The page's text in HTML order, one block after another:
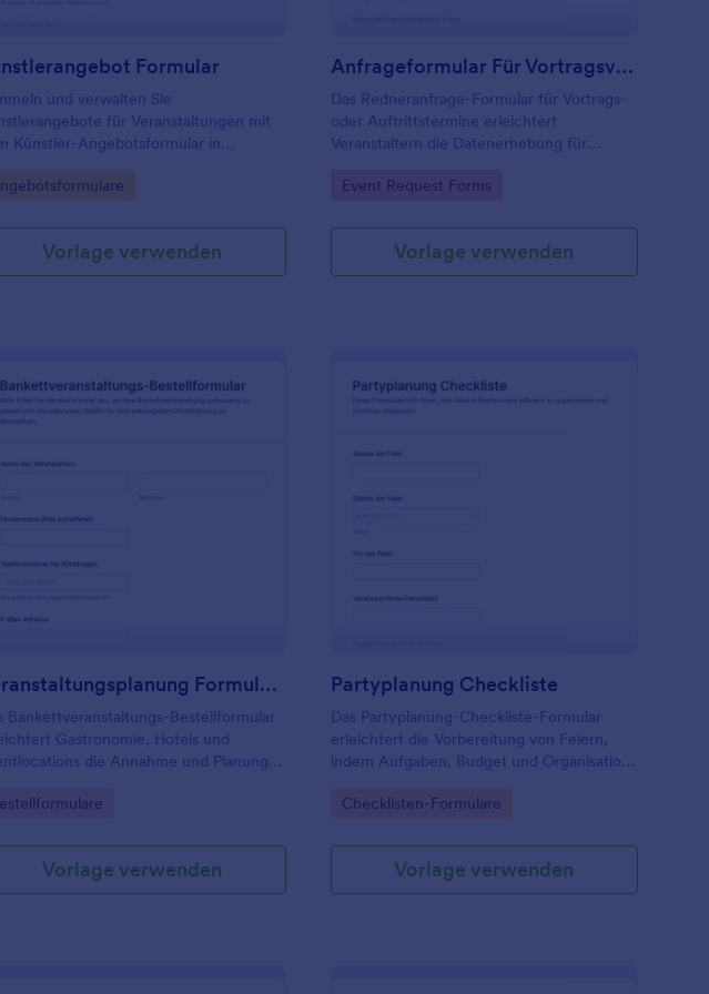
Formular
und verwalten Sie
für Veranstaltungen mit
Künstler-Angebotsformular in
und Datenaufnahme
to Category:
Vorlage verwenden
Anfrageformular Für Vortragsveranstaltungen
Das Redneranfrage-Formular für Vortrags-
oder Auftrittstermine erleichtert
Veranstaltern die Datenerhebung für
Terminwünsche zentral zu erfassen und
zuverlässig zu verwalten.
Go to Category:
Event Request Forms
Vorlage verwenden
Und Stühle Formular
Veranstaltungsplanung Formular 🎉🎈
Bankettveranstaltungs-Bestellformular
Gastronomie, Hotels und
die Annahme und Planung
Ablauf und Organisation
to Category:
Vorlage verwenden
Partyplanung Checkliste
Das Partyplanung-Checkliste-Formular
erleichtert die Vorbereitung von Feiern,
indem Aufgaben, Budget und Organisation
Gastgeber, Teams, Vereine und
Go to Category:
Checklisten-Formulare
Vorlage verwenden